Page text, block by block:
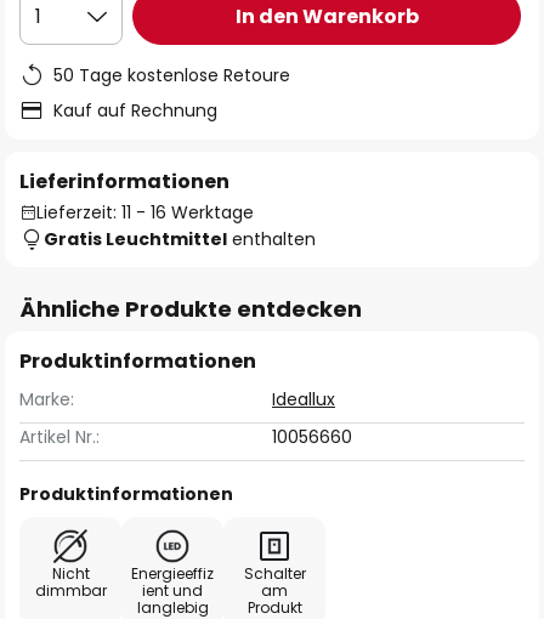
1 In den Warenkorb
50 Tage kostenlose Retoure
Kauf auf Rechnung
Lieferinformationen
Lieferzeit: 11 - 16 Werktage
Gratis Leuchtmittel enthalten
Ähnliche Produkte entdecken
Produktinformationen
Marke:
Ideallux
Artikel Nr.:
10056660
Produktinformationen
Nicht
dimmbar
Energieeffiz
ient und
langlebig
Schalter
am
Produkt